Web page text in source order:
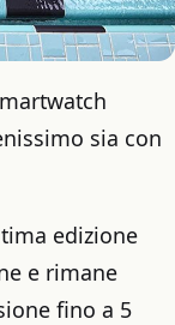
sia con
edizione
e rimane
fino a 5